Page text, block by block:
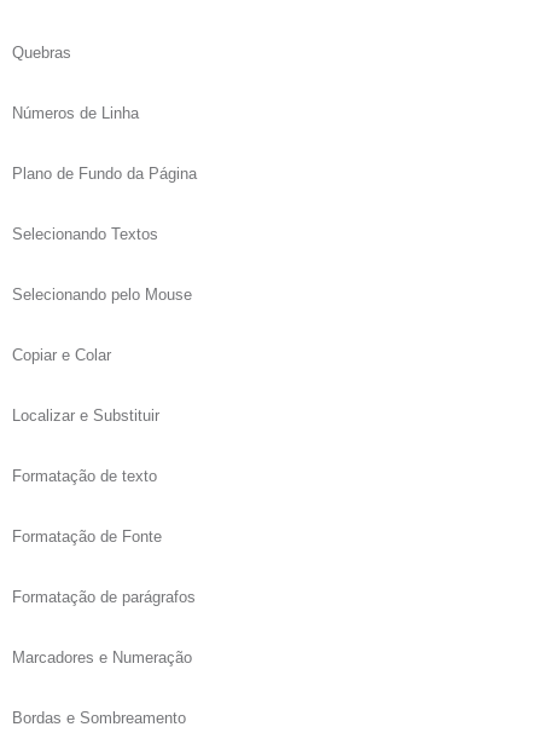
Quebras
Números de Linha
Plano de Fundo da Página
Selecionando Textos
Selecionando pelo Mouse
Copiar e Colar
Localizar e Substituir
Formatação de texto
Formatação de Fonte
Formatação de parágrafos
Marcadores e Numeração
Bordas e Sombreamento